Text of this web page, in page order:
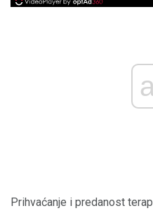
Prihvaćanje i predanost